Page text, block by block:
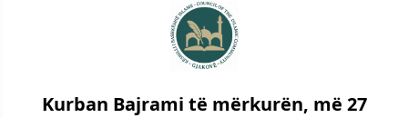
Kurban Bajrami të mërkurën, më 27